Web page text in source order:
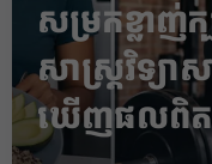
សម្រកខ្លាញ់
សាស្ត្រវិទ្យ
ឃើញផលពិត